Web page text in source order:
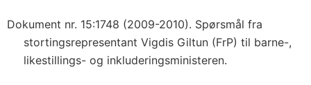
Dokument nr. 15:1748 (2009-2010). Spørsmål fra
stortingsrepresentant Vigdis Giltun (FrP) til barne-,
likestillings- og inkluderingsministeren.